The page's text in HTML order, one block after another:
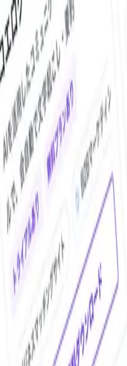
クト）は、日本最大級の法人向